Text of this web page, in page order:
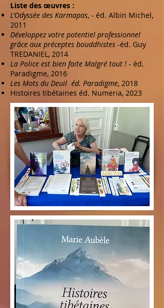
Liste des œuvres :
L’Odyssée des Karmapas, - éd. Albin Michel,
2011
Développez votre potentiel professionnel
grâce aux préceptes bouddhistes -éd. Guy
TREDANIEL, 2014
La Police est bien faite Malgré tout ! - éd.
Paradigme, 2016
Les Mots du Deuil éd. Paradigme, 2018
Histoires tibétaines éd. Numeria, 2023